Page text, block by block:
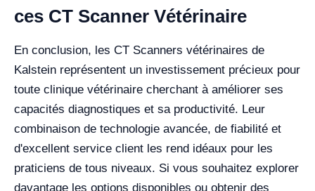
ces CT Scanner Vétérinaire
En conclusion, les CT Scanners vétérinaires de
Kalstein représentent un investissement précieux pour
toute clinique vétérinaire cherchant à améliorer ses
capacités diagnostiques et sa productivité. Leur
combinaison de technologie avancée, de fiabilité et
d'excellent service client les rend idéaux pour les
praticiens de tous niveaux. Si vous souhaitez explorer
davantage les options disponibles ou obtenir des